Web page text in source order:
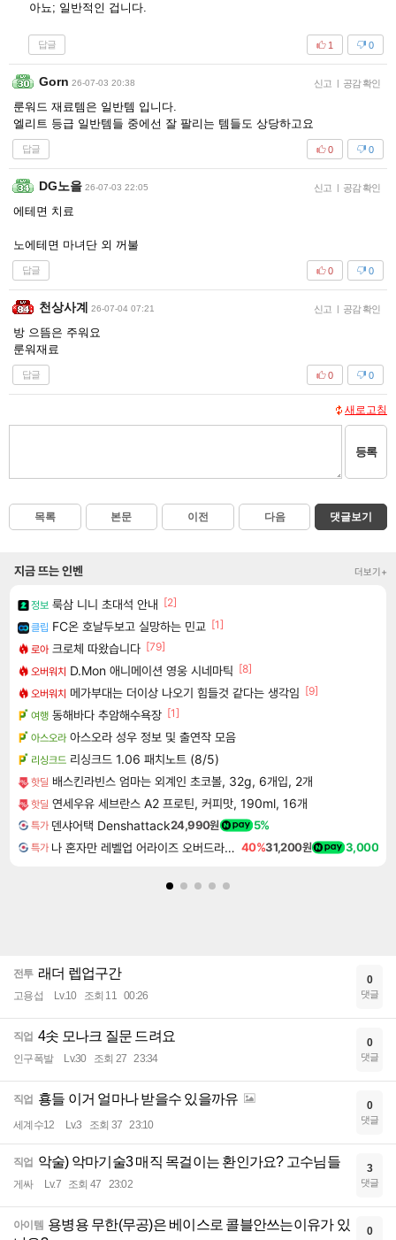
아뇨; 일반적인 겁니다.
답글 0
1
Gorn 26-07-03 20:38 신고 | 공감 확인
룬워드 재료템은 일반템 입니다.
엘리트 등급 일반템들 중에선 잘 팔리는 템들도 상당하고요
답글 0
0
DG노을 26-07-03 22:05 신고 | 공감 확인
에테면 치료
노에테면 마녀단 외 꺼불
답글 0
0
천상사계 26-07-04 07:21 신고 | 공감 확인
방 으뜸은 주워요
룬워재료
답글 0
0
새로고침
등록
목록 본문 이전 다음 댓글보기
지금 뜨는 인벤 더보기+
정보 룩삼 니니 초대석 안내 [2]
클립 FC온 호날두보고 실망하는 민교 [1]
로아 크로체 따왔습니다 [79]
오버워치 D.Mon 애니메이션 영웅 시네마틱 [8]
오버워치 메가부대는 더이상 나오기 힘들것 같다는 생각임 [9]
여행 동해바다 추암해수욕장 [1]
아스오라 아스오라 성우 정보 및 출연작 모음
리싱크드 리싱크드 1.06 패치노트 (8/5)
핫딜 배스킨라빈스 엄마는 외계인 초코볼, 32g, 6개입, 2개
핫딜 연세우유 세브란스 A2 프로틴, 커피맛, 190ml, 16개
특가 덴샤어택 Denshattack24,990원 5%
특가 나 혼자만 레벨업 어라이즈 오버드라이브 디럭스 에디션 Solo Leveling Arise Overdrive Deluxe Edition 40%31,200원 3,000
전투 래더 렙업구간
고용섭 Lv.10 조회 11 00:26
0
댓글
직업 4솟 모나크 질문 드려요
인구폭발 Lv.30 조회 27 23:34
0
댓글
직업 횽들 이거 얼마나 받을수 있을까유
세계수12 Lv.3 조회 37 23:10
0
댓글
직업 악술) 악마기술3 매직 목걸이는 환인가요? 고수님들
게싸 Lv.7 조회 47 23:02
3
댓글
아이템 용병용 무한(무공)은 베이스로 콜블안쓰는이유가 있
0